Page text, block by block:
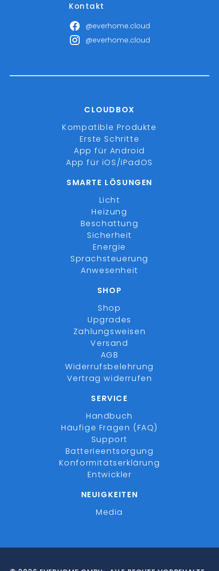
Kontakt
@everhome.cloud
@everhome.cloud
CLOUDBOX
Kompatible Produkte
Erste Schritte
App für Android
App für iOS/iPadOS
SMARTE LÖSUNGEN
Licht
Heizung
Beschattung
Sicherheit
Energie
Sprachsteuerung
Anwesenheit
SHOP
Shop
Upgrades
Zahlungsweisen
Versand
AGB
Widerrufsbelehrung
Vertrag widerrufen
SERVICE
Handbuch
Häufige Fragen (FAQ)
Support
Batterieentsorgung
Konformitätserklärung
Entwickler
NEUIGKEITEN
Media